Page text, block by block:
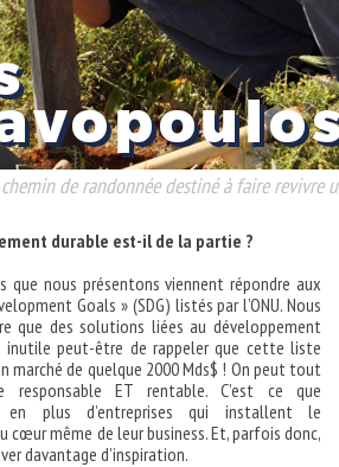
chemin de randonnée destiné à faire revivre
durable est-il de la partie ?
que nous présentons viennent répondre aux
Goals » (SDG) listés par l’ONU. Nous
que des solutions liées au développement
inutile peut-être de rappeler que cette liste
marché de quelque 2000 Mds$ ! On peut tout
ET rentable. C’est ce que
plus d’entreprises qui installent le
cœur même de leur business. Et, parfois donc,
davantage d’inspiration.